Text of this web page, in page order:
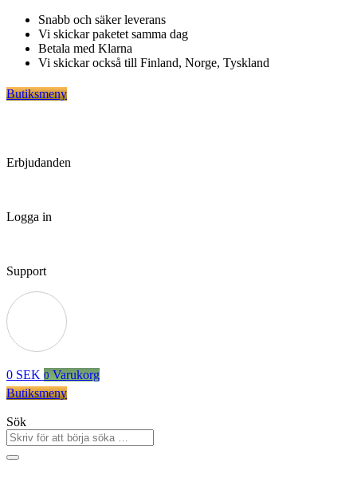
Hoppa
innehåll
Snabb och säker leverans
Vi skickar paketet samma dag
Betala med Klarna
Vi skickar också till Finland, Norge, Tyskland
Butiksmeny
Erbjudanden
Logga in
Support
0 SEK 0 Varukorg
Butiksmeny
Sök